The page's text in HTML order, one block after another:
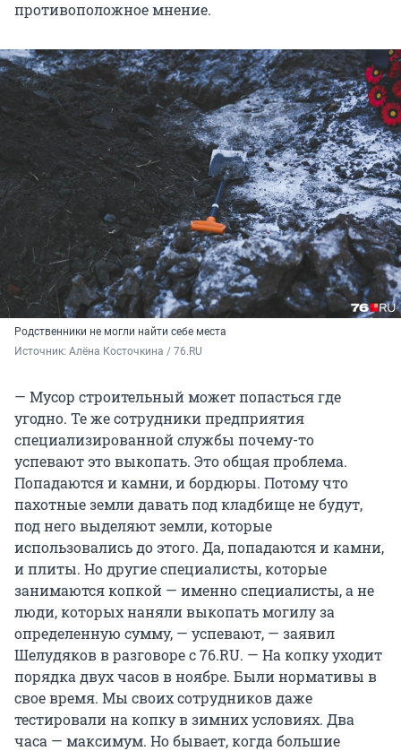
противоположное мнение.
Родственники не могли найти себе места
Источник: Алёна Косточкина / 76.RU
— Мусор строительный может попасться где
угодно. Те же сотрудники предприятия
специализированной службы почему-то
успевают это выкопать. Это общая проблема.
Попадаются и камни, и бордюры. Потому что
пахотные земли давать под кладбище не будут,
под него выделяют земли, которые
использовались до этого. Да, попадаются и камни,
и плиты. Но другие специалисты, которые
занимаются копкой — именно специалисты, а не
люди, которых наняли выкопать могилу за
определенную сумму, — успевают, — заявил
Шелудяков в разговоре с 76.RU. — На копку уходит
порядка двух часов в ноябре. Были нормативы в
свое время. Мы своих сотрудников даже
тестировали на копку в зимних условиях. Два
часа — максимум. Но бывает, когда большие